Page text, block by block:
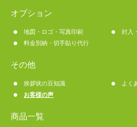
オプション
地図・ロゴ・写真印刷
封入
料金別納・切手貼り代行
その他
挨拶状の豆知識
よく
お客様の声
商品一覧